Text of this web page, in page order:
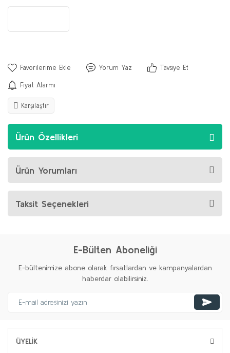
Yorum Yaz Tavsiye Et
Fiyat Alarmı
Karşılaştır
Ürün Özellikleri
Ürün Yorumları
Taksit Seçenekleri
E-Bülten Aboneliği
E-bültenimize abone olarak fırsatlardan ve kampanyalardan
haberdar olabilirsiniz.
ÜYELİK